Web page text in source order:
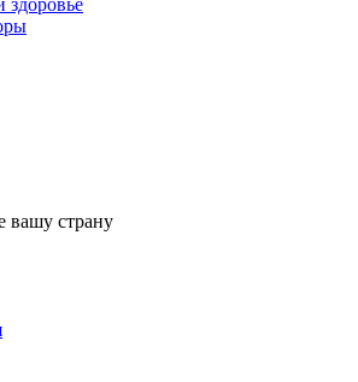
здоровье
вашу страну